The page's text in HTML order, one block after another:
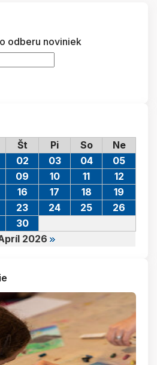
odberu noviniek
Št Pi So Ne
2026
02 03 04
05
09 10 11
12
16 17 18
19
23 24 25
26
30